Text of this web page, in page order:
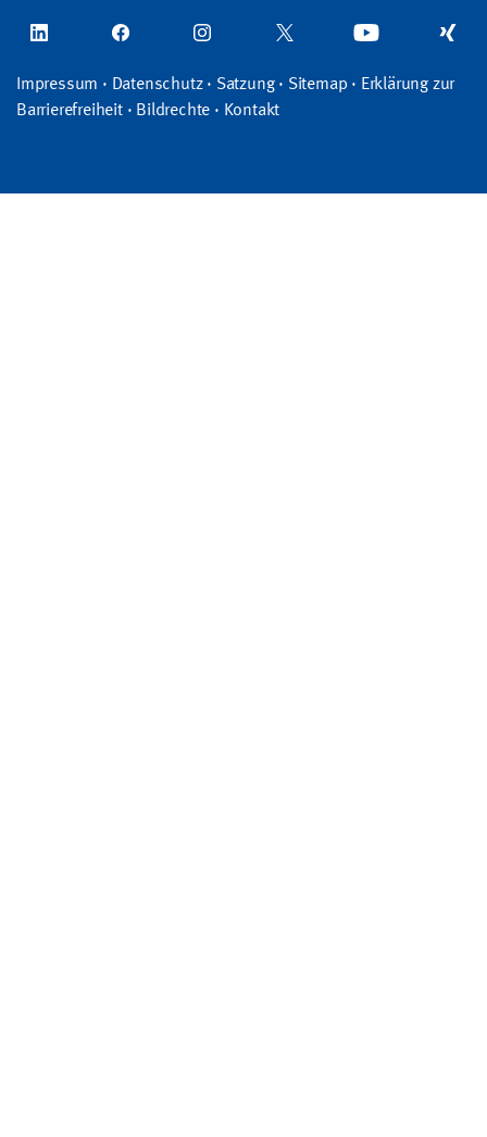
Impressum · Datenschutz· Satzung· Sitemap · Erklärung zur
Barrierefreiheit· Bildrechte · Kontakt